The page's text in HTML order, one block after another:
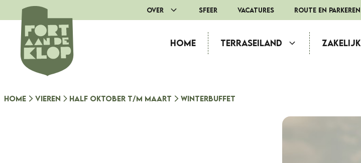
naar
inhoud
Over Sfeer Vacatures route en parkeren
Home Terraseiland Zakelijk
Home Vieren Half oktober t/m maart Winterbuffet